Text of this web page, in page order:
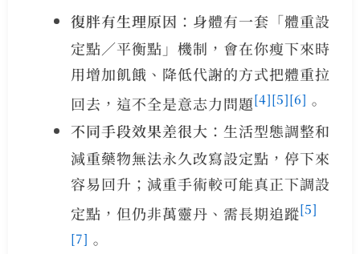
復胖有生理原因 ：身體有一套「體重設
定點／平衡點」機制，會在你瘦下來時
用增加飢餓、降低代謝的方式把體重拉
回去，這不全是意志力問題[4][5][6] 。
不同手段效果差很大 ：生活型態調整和
減重藥物無法永久改寫設定點，停下來
容易回升；減重手術較可能真正下調設
定點，但仍非萬靈丹、需長期追蹤[5]
[7] 。